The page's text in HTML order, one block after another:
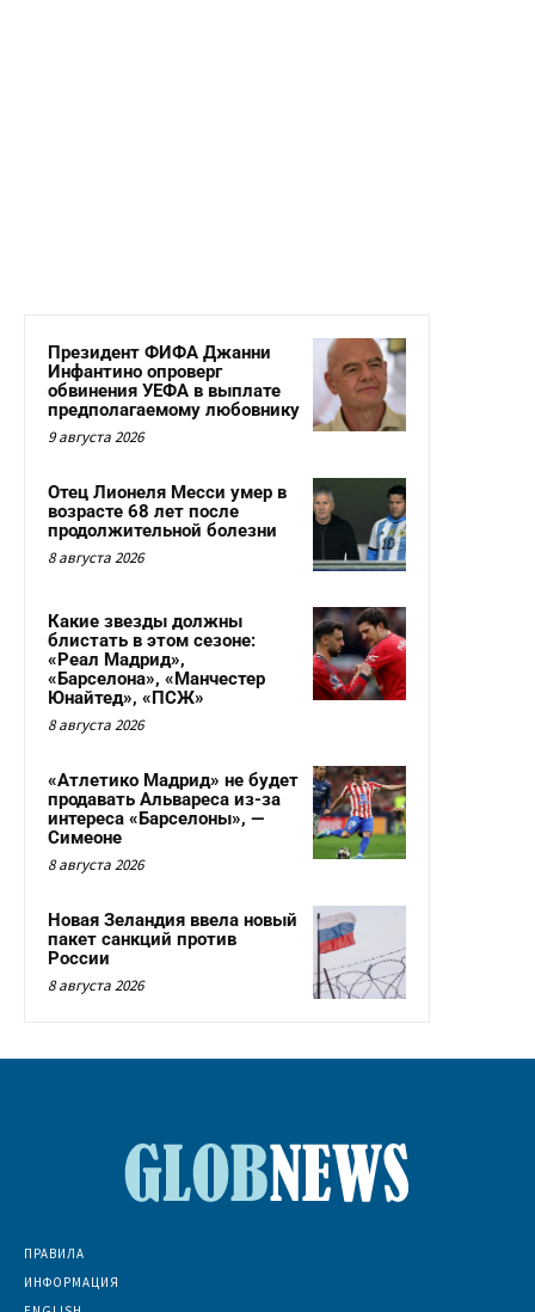
Президент ФИФА Джанни
Инфантино опроверг
обвинения УЕФА в выплате
предполагаемому любовнику
9 августа 2026
Отец Лионеля Месси умер в
возрасте 68 лет после
продолжительной болезни
8 августа 2026
Какие звезды должны
блистать в этом сезоне:
«Реал Мадрид»,
«Барселона», «Манчестер
Юнайтед», «ПСЖ»
8 августа 2026
«Атлетико Мадрид» не будет
продавать Альвареса из-за
интереса «Барселоны», —
Симеоне
8 августа 2026
Новая Зеландия ввела новый
пакет санкций против
России
8 августа 2026
ПРАВИЛА
ИНФОРМАЦИЯ